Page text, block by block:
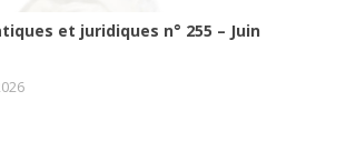
et juridiques n° 255 – Juin